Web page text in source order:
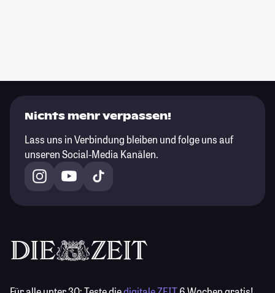
Nichts mehr verpassen!
Lass uns in Verbindung bleiben und folge uns auf
unseren Social-Media Kanälen.